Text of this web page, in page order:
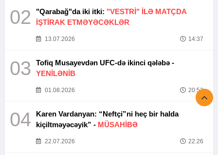
02 "Qarabağ"da iki itki: "VESTRİ" İLƏ MATÇDA
İŞTİRAK ETMƏYƏCƏKLƏR
13.07.2026 14:37
03
Tofiq Musayevdən UFC-də ikinci qələbə -
YENİLƏNİB
01.08.2026 20:52
04
Karen Vardanyan: “Neftçi”ni heç bir halda
kiçiltməyəcəyik” - MÜSAHİBƏ
22.07.2026 22:26